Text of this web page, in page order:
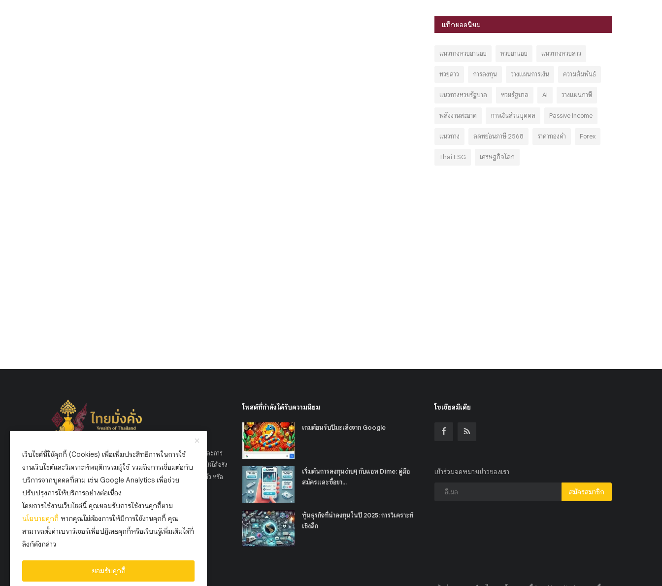
แท็กยอดนิยม
แนวทางหวยฮานอย หวยฮานอย แนวทางหวยลาว
หวยลาว การลงทุน วางแผนการเงิน ความสัมพันธ์
แนวทางหวยรัฐบาล หวยรัฐบาล AI วางแผนภาษี
พลังงานสะอาด การเงินส่วนบุคคล Passive Income
แนวทาง ลดหย่อนภาษี 2568 ราคาทองคำ Forex
Thai ESG เศรษฐกิจโลก
เว็บไซต์ ไทยมั่งคั่ง ถูกสร้างขึ้นเพื่อเป็นแหล่งข้อมูลด้านการเงินและการ
ลงทุนที่ครบวงจรสำหรับคนไทย เรามุ่งเน้นให้ความรู้ที่เข้าใจง่าย ใช้ได้จริง
และเหมาะกับทุกช่วงวัย ไม่ว่าคุณจะเริ่มต้นวางแผนการเงินส่วนตัว หรือ
ต้องการต่อยอดการลงทุนเพื่อสร้างความมั่นคงในระยะยาว
โพสต์ที่กำลังได้รับความนิยม
เกมต้อนรับปีมะเส็งจาก Google
เริ่มต้นการลงทุนง่ายๆ กับแอพ Dime: คู่มือ
สมัครและซื้อขา...
หุ้นธุรกิจที่น่าลงทุนในปี 2025: การวิเคราะห์
เชิงลึก
โซเชียลมีเดีย
เข้าร่วมจดหมายข่าวของเรา
สมัครสมาชิก
เว็บไซต์นี้ใช้คุกกี้ (Cookies) เพื่อเพิ่มประสิทธิภาพในการใช้
งานเว็บไซต์และวิเคราะห์พฤติกรรมผู้ใช้ รวมถึงการเชื่อมต่อกับ
บริการจากบุคคลที่สาม เช่น Google Analytics เพื่อช่วย
ปรับปรุงการให้บริการอย่างต่อเนื่อง
โดยการใช้งานเว็บไซต์นี้ คุณยอมรับการใช้งานคุกกี้ตาม
นโยบายคุกกี้ หากคุณไม่ต้องการให้มีการใช้งานคุกกี้ คุณ
สามารถตั้งค่าเบราว์เซอร์เพื่อปฏิเสธคุกกี้หรือเรียนรู้เพิ่มเติมได้ที่
ลิงก์ดังกล่าว
ยอมรับคุกกี้